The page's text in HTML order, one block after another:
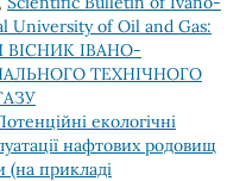
University of Oil and Gas:
ВІСНИК ІВАНО-
ТЕХНІЧНОГО
екологічні
нафтових родовищ
(на прикладі